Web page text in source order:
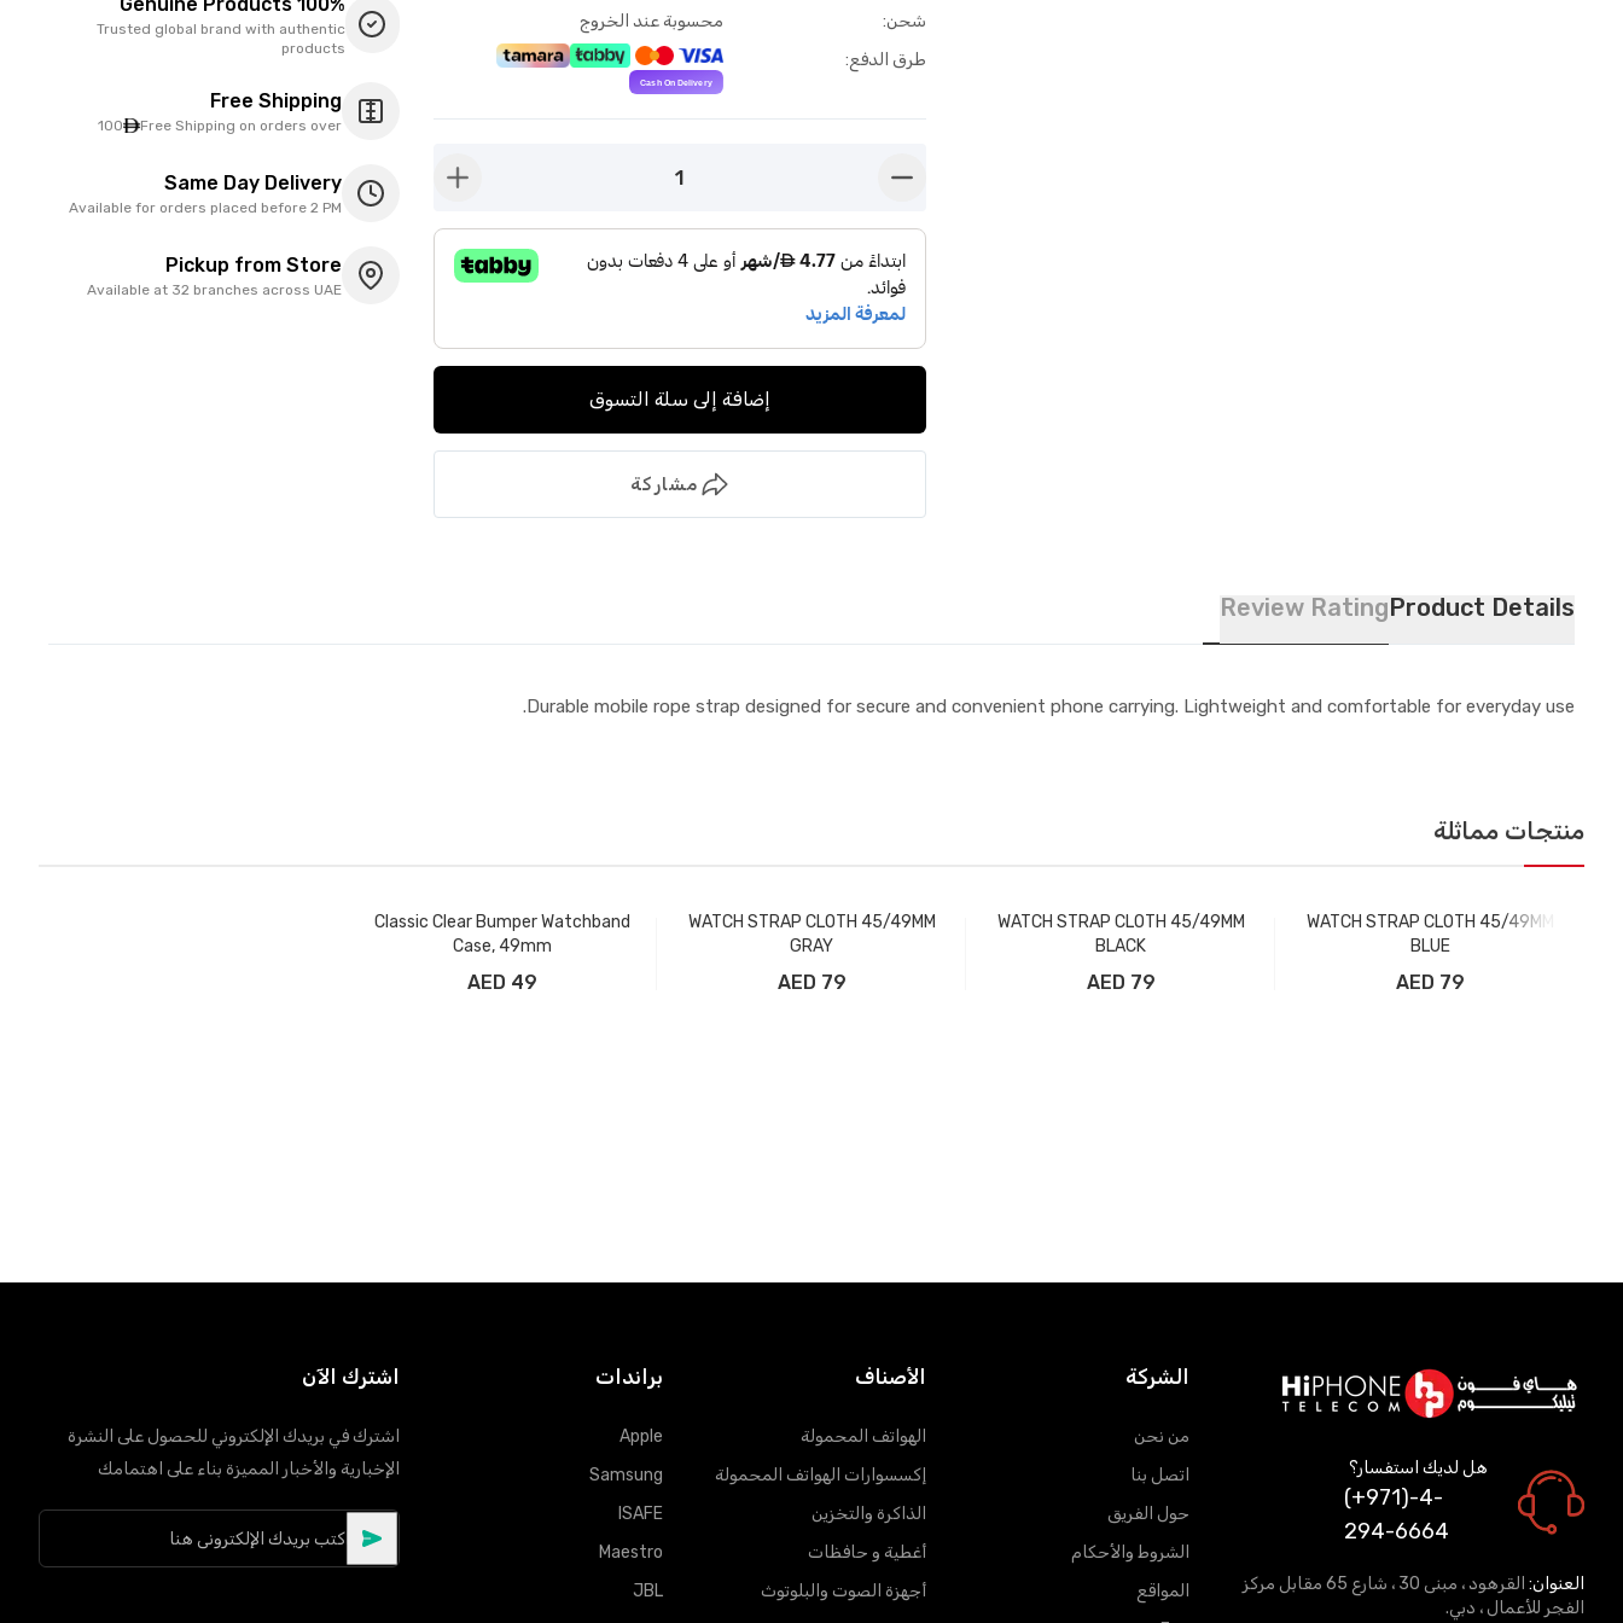
شحن:
محسوبة عند الخروج
طرق الدفع:
1
button-plus
إضافة إلى سلة التسوق
مشاركة
Trusted global brand with authentic
products
Free Shipping
Free Shipping on orders over
100
Same Day Delivery
Available for orders placed before 2 PM
Pickup from Store
Available at 32 branches across UAE
Product Details
Review Rating
Durable mobile rope strap designed for secure and convenient phone carrying. Lightweight and comfortable for everyday use.
منتجات مماثلة
WATCH STRAP CLOTH 45/49MM
BLUE
79 AED
WATCH STRAP CLOTH 45/49MM
BLACK
79 AED
WATCH STRAP CLOTH 45/49MM
GRAY
79 AED
Classic Clear Bumper Watchband
Case, 49mm
49 AED
هل لديك استفسار؟
(+971)-4-
294-6664
العنوان:
القرهود ، مبنى 30 ، شارع 65 مقابل مركز
الفجر للأعمال ، دبي.
الشركة
من نحن
اتصل بنا
حول الفريق
الشروط والأحكام
المواقع
الأصناف
الهواتف المحمولة
إكسسوارات الهواتف المحمولة
الذاكرة والتخزين
أغطية و حافظات
أجهزة الصوت والبلوتوث
براندات
Apple
Samsung
ISAFE
Maestro
JBL
اشترك الآن
اشترك في بريدك الإلكتروني للحصول على النشرة
الإخبارية والأخبار المميزة بناء على اهتمامك